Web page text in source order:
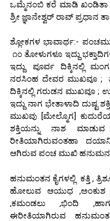
ಒಮ್ಮೆನಂಬಿ ಕರೆ ಮಾಡಿ ಖಂಡಿತಾ
ಶ್ರೀ ಜ್ಞಾನೇಶ್ವರ್ ರಾವ್ ಪ್ರಧಾನ
ಶ್ಲೋಕಗಳ ಭಾವಾರ್ಥ:-
೧೦ ತೋಳುಗಳೂ ಇದ್ದು
ಇದ್ದು. ಪೂರ್ವ ದಿಕ್ಕಿನಲ್ಲಿ
ನರಸಿಂಹ ದೇವರ ಮುಖವೂ ;
ದಿಕ್ಕಿನಲ್ಲಿ ಗರುಡನ ಮುಖವೂ ;
ಇದ್ದು ನಾಗ ಭೇತಾಳಾದಿ ದುಷ್ಟ
ಮುಖವು [ಮೇಲ್ಮೊಗ] ಕುದುರೆಯ
ಶಕ್ತಿಯನ್ನು ನಾಶ
ರೀತಿಯಾಗಿರುವಂತಹಾ
ಆಗಿರುವ ಪಂಚ ಮುಖಿ
ಹನುಮಂತನ ಕೈಗಳಲ್ಲಿ ಕತ್ತಿ ,
ಹೋಲುವ ಆಯುಧ
,ಕಮಂಡಲು ,ಭಿಂದಿ
ಈರೀತಿಯಾಗಿರುವ